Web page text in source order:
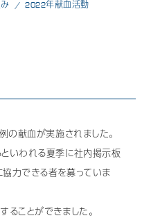
2022年献血活動
献血が実施されました。
いわれる夏季に社内掲示板
力できる者を募っていま
ことができました。